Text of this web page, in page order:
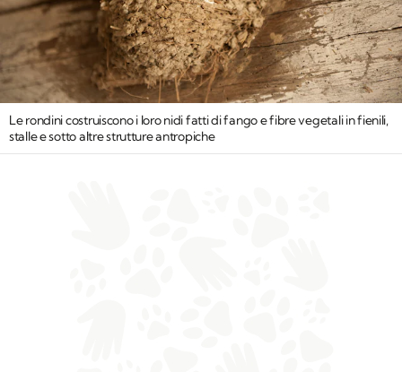
Le rondini costruiscono i loro nidi fatti di fango e fibre vegetali in fienili,
stalle e sotto altre strutture antropiche